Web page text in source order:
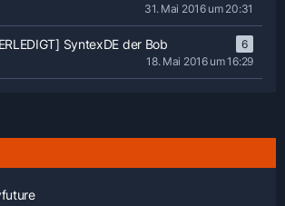
31. Mai 2016 um 20:31
SyntexDE der Bob
6
18. Mai 2016 um 16:29